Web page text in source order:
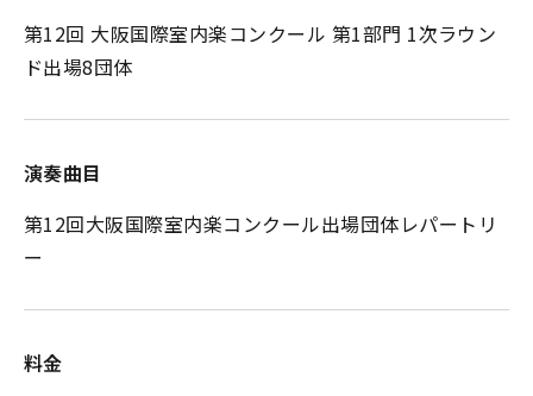
第12回 大阪国際室内楽コンクール 第1部門 1次ラウン
ド出場8団体
演奏曲目
第12回大阪国際室内楽コンクール出場団体レパートリ
ー
料金